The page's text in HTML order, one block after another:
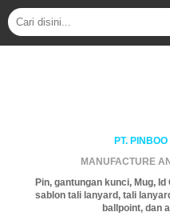
PT.
MANUFACTURE
Pin, gantungan kunci, Mug,
sablon tali lanyard, tali
ballpoint, dan